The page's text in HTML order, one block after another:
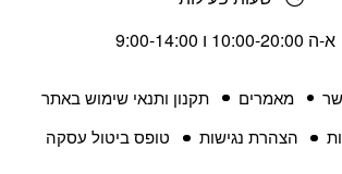
מאמרים
תקנון ותנאי שימוש באתר
הצהרת נגישות
טופס ביטול עסקה
א-ה 10:00-20:00 ו 9:00-14:00